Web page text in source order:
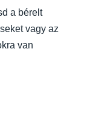
a bérelt
vagy az
van